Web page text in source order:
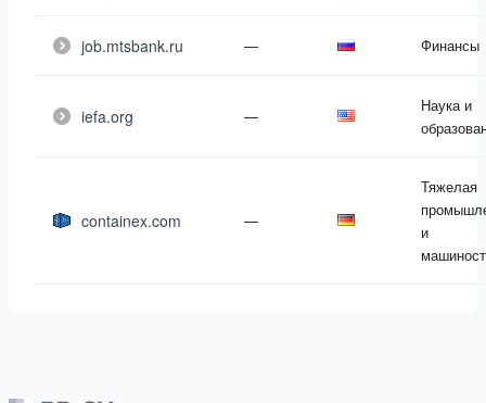
job.mtsbank.ru — Финансы
iefa.org —
Наука и
containex.com —
Тяжелая
и